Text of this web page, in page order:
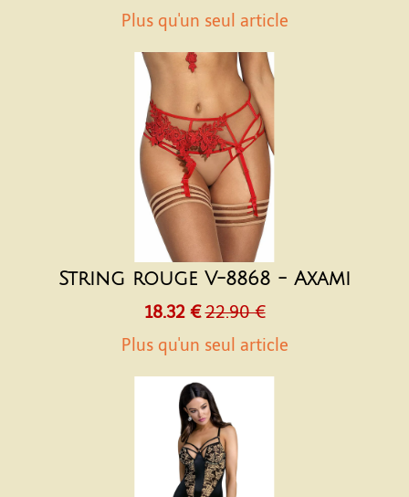
Plus qu'un seul article
String rouge V-8868 - Axami
18.32 € 22.90 €
Plus qu'un seul article